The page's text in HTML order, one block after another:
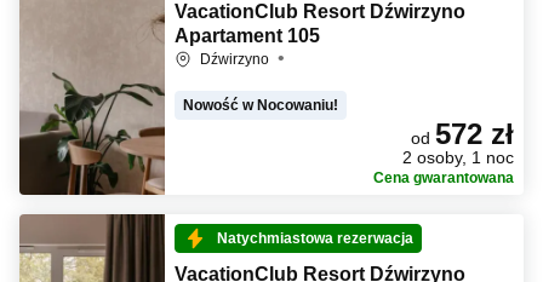
VacationClub Resort Dźwirzyno
Apartament 105
Dźwirzyno
Nowość w Nocowaniu!
od 572 zł
2 osoby, 1 noc
Cena gwarantowana
Natychmiastowa rezerwacja
VacationClub Resort Dźwirzyno